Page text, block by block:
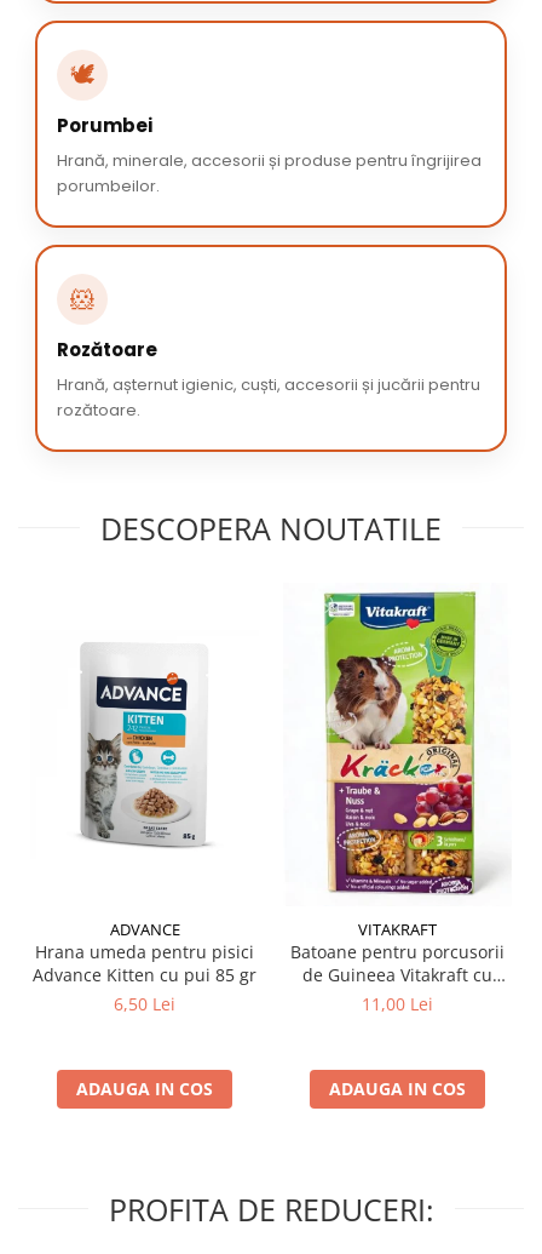
🕊️
Porumbei
Hrană, minerale, accesorii și produse pentru îngrijirea
porumbeilor.
🐹
Rozătoare
Hrană, așternut igienic, cuști, accesorii și jucării pentru
rozătoare.
DESCOPERA NOUTATILE
ADVANCE
Hrana umeda pentru pisici
Advance Kitten cu pui 85 gr
6,50 Lei
ADAUGA IN COS
VITAKRAFT
Batoane pentru porcusorii
de Guineea Vitakraft cu
struguri & nuci 2 buc
11,00 Lei
ADAUGA IN COS
PROFITA DE REDUCERI: